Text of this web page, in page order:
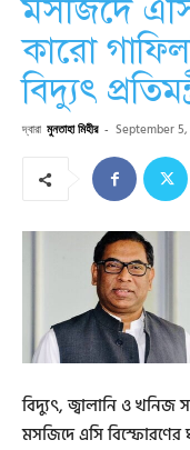
মসজিদে
কারো
বিদ্যুৎ
দ্বারা মুনতাহা মিহীর - September 5,
বিদ্যুৎ, জ্বালানি ও খনিজ
মসজিদে এসি বিস্ফোরণের